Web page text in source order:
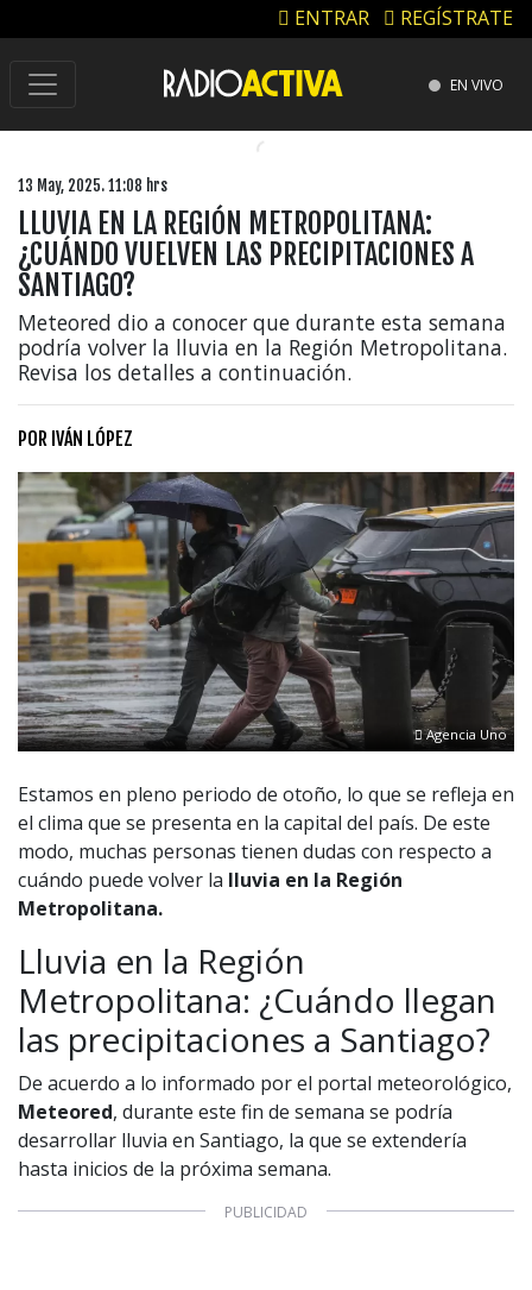
ENTRAR REGÍSTRATE
EN VIVO
13 May, 2025. 11:08 hrs
LLUVIA EN LA REGIÓN METROPOLITANA:
¿CUÁNDO VUELVEN LAS PRECIPITACIONES A
SANTIAGO?
Meteored dio a conocer que durante esta semana
podría volver la lluvia en la Región Metropolitana.
Revisa los detalles a continuación.
POR IVÁN LÓPEZ
Agencia Uno
Estamos en pleno periodo de otoño, lo que se refleja en
el clima que se presenta en la capital del país. De este
modo, muchas personas tienen dudas con respecto a
cuándo puede volver la lluvia en la Región
Metropolitana.
Lluvia en la Región
Metropolitana: ¿Cuándo llegan
las precipitaciones a Santiago?
De acuerdo a lo informado por el portal meteorológico,
Meteored, durante este fin de semana se podría
desarrollar lluvia en Santiago, la que se extendería
hasta inicios de la próxima semana.